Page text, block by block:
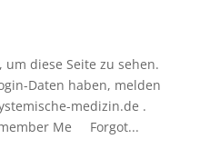
um diese Seite zu sehen.
Daten haben, melden
medizin.de .
Me Forgot...